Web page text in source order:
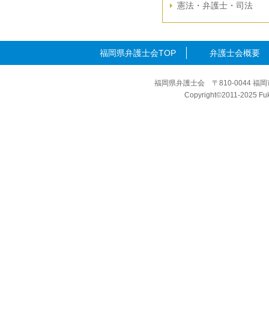
憲法・弁護士・司法
福岡県弁護士会TOP 弁護士会概要
福岡県弁護士会 〒810-0044 福
Copyright©2011-2025